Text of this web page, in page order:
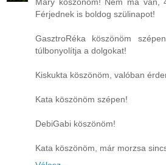
Férjednek is boldog szülinapot!
GasztroRéka köszönöm
túlbonyolítja a dolgokat!
Kiskukta köszönöm, valóban
Kata köszönöm szépen!
DebiGabi köszönöm!
Kata köszönöm, már morzsa